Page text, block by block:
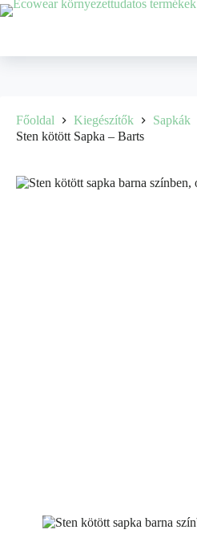
Főoldal Kiegészítők Sapkák
Sten kötött Sapka – Barts